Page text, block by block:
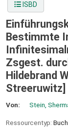
ISBD
Bestimmte
Zsgest.
Hildebrand
Streeruwitz]
Von: Stein,
Ressourcentyp: Buch